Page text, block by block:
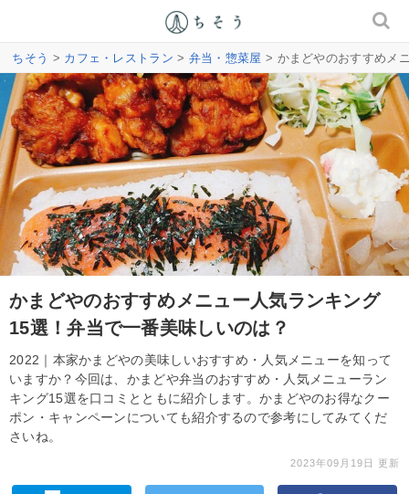
ちそう > カフェ・レストラン > 弁当・惣菜屋 > かまどやのおすすめメ
かまどやのおすすめメニュー人気ランキング
15選！弁当で一番美味しいのは？
2022｜本家かまどやの美味しいおすすめ・人気メニューを知って
いますか？今回は、かまどや弁当のおすすめ・人気メニューラン
キング15選を口コミとともに紹介します。かまどやのお得なクー
ポン・キャンペーンについても紹介するので参考にしてみてくだ
さいね。
2023年09月19日 更新